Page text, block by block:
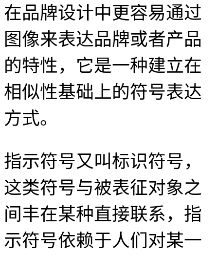
在品牌设计中更容易通过
图像来表达品牌或者产品
的特性，它是一种建立在
相似性基础上的符号表达
方式。
指示符号又叫标识符号，
这类符号与被表征对象之
间丰在某种直接联系，指
示符号依赖于人们对某一